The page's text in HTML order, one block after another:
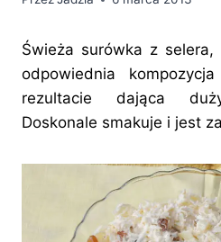
Świeża surówka z
odpowiednia
rezultacie dająca
Doskonale smakuje i jest